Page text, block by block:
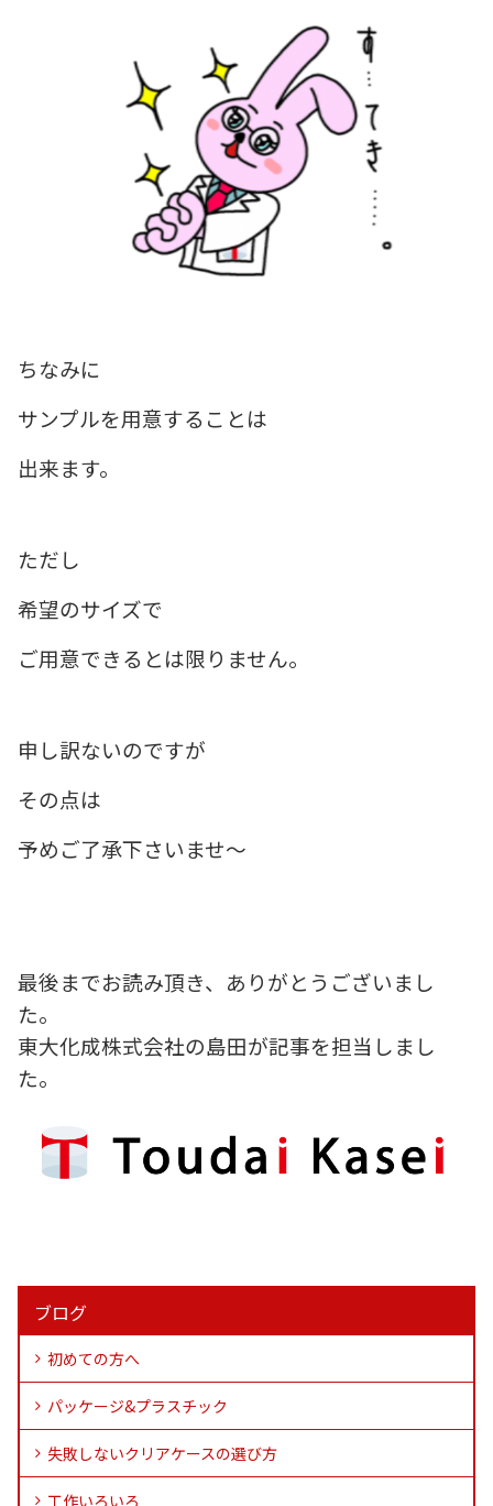
ちなみに
サンプルを用意することは
出来ます。
ただし
希望のサイズで
ご用意できるとは限りません。
申し訳ないのですが
その点は
予めご了承下さいませ～
最後までお読み頂き、ありがとうございまし
た。
東大化成株式会社の島田が記事を担当しまし
た。
ブログ
初めての方へ
パッケージ&プラスチック
失敗しないクリアケースの選び方
工作いろいろ